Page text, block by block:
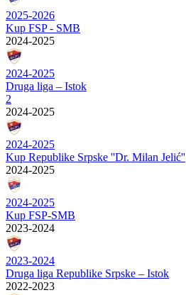
2025-2026
Kup FSP - SMB
2024-2025
2024-2025
Druga liga – Istok
2
2024-2025
2024-2025
Kup Republike Srpske ''Dr. Milan Jelić''
2024-2025
2024-2025
Kup FSP-SMB
2023-2024
2023-2024
Druga liga Republike Srpske – Istok
2022-2023